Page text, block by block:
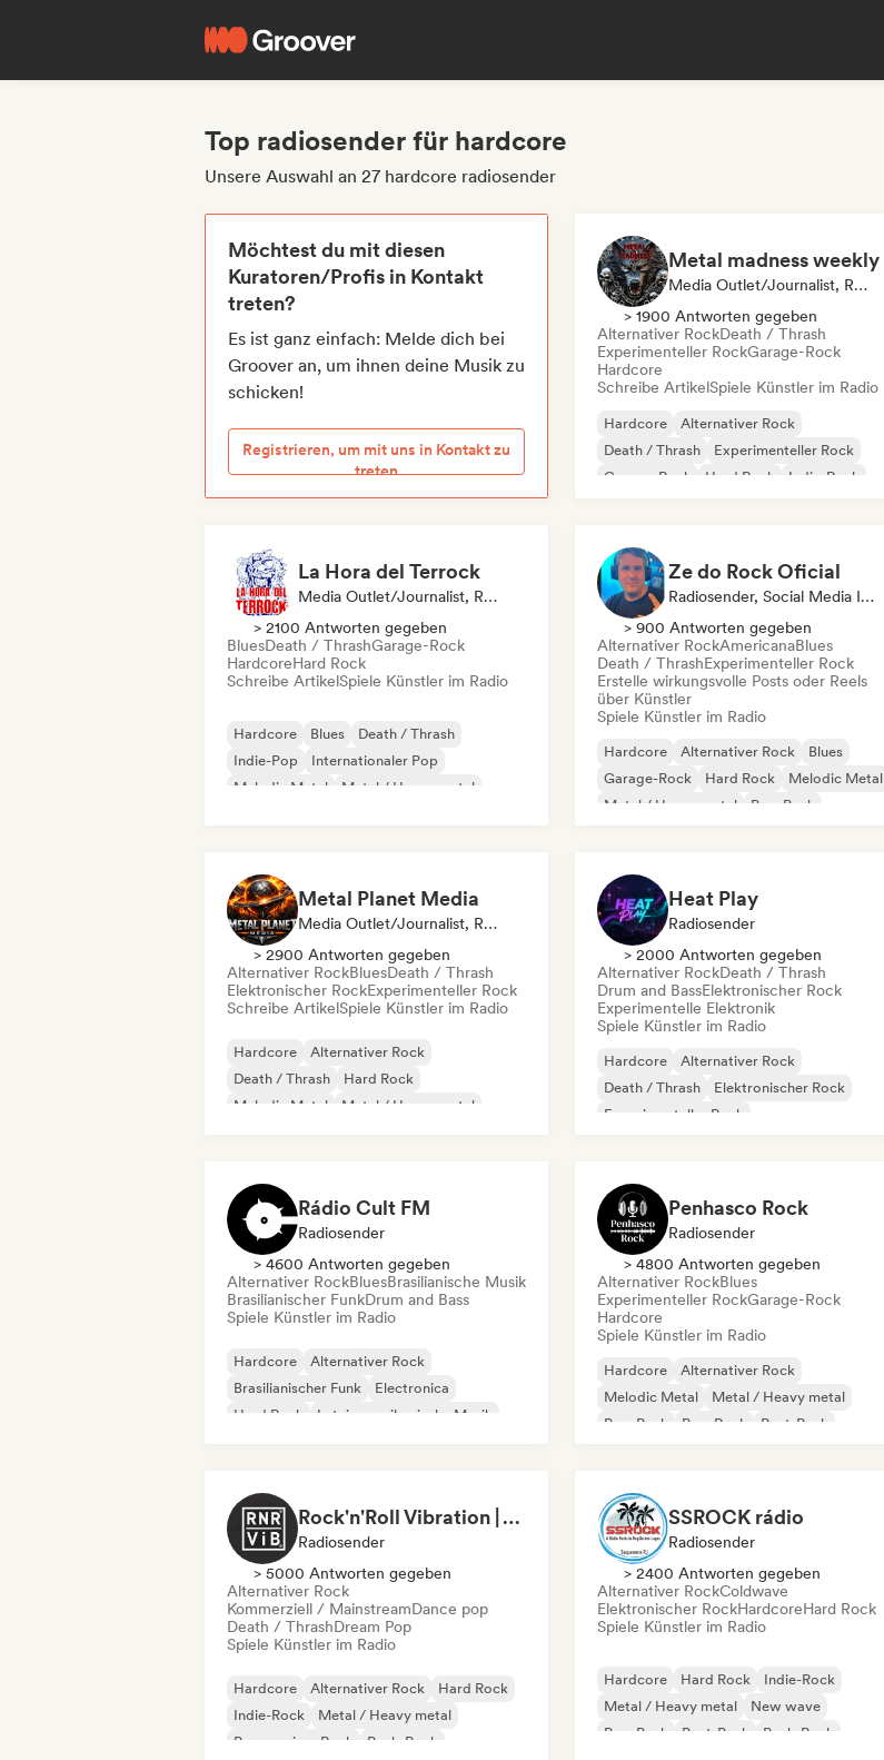
Top radiosender für hardcore
Unsere Auswahl an 27 hardcore radiosender
Möchtest du mit diesen
Kuratoren/Profis in Kontakt
treten?
Es ist ganz einfach: Melde dich bei
Groover an, um ihnen deine Musik zu
schicken!
Registrieren, um mit uns in Kontakt zu
treten
Metal madness weekly
Media Outlet/Journalist, Radiosender
> 1900 Antworten gegeben
Alternativer RockDeath / Thrash
Experimenteller RockGarage-Rock
Hardcore
Schreibe ArtikelSpiele Künstler im Radio
Hardcore
Alternativer Rock
Death / Thrash
Experimenteller Rock
Garage-Rock
Hard Rock
Indie-Rock
La Hora del Terrock
Media Outlet/Journalist, Radiosender
> 2100 Antworten gegeben
BluesDeath / ThrashGarage-Rock
HardcoreHard Rock
Schreibe ArtikelSpiele Künstler im Radio
Hardcore Blues
Death / Thrash
Indie-Pop
Internationaler Pop
Melodic Metal
Metal / Heavy metal
Ze do Rock Oficial
Radiosender, Social Media Influencer
> 900 Antworten gegeben
Alternativer RockAmericanaBlues
Death / ThrashExperimenteller Rock
Erstelle wirkungsvolle Posts oder Reels
über Künstler
Spiele Künstler im Radio
Hardcore Alternativer Rock
Blues
Garage-Rock
Hard Rock
Melodic Metal
Metal / Heavy metal
Pop-Punk
Metal Planet Media
Media Outlet/Journalist, Radiosender
> 2900 Antworten gegeben
Alternativer RockBluesDeath / Thrash
Elektronischer RockExperimenteller Rock
Schreibe ArtikelSpiele Künstler im Radio
Hardcore
Alternativer Rock
Death / Thrash
Hard Rock
Melodic Metal
Metal / Heavy metal
Heat Play
Radiosender
> 2000 Antworten gegeben
Alternativer RockDeath / Thrash
Drum and BassElektronischer Rock
Experimentelle Elektronik
Spiele Künstler im Radio
Hardcore
Alternativer Rock
Death / Thrash
Elektronischer Rock
Experimenteller Rock
Rádio Cult FM
Radiosender
> 4600 Antworten gegeben
Alternativer RockBluesBrasilianische Musik
Brasilianischer FunkDrum and Bass
Spiele Künstler im Radio
Hardcore
Alternativer Rock
Brasilianischer Funk
Electronica
Hard Rock
Lateinamerikanische Musik
Penhasco Rock
Radiosender
> 4800 Antworten gegeben
Alternativer RockBlues
Experimenteller RockGarage-Rock
Hardcore
Spiele Künstler im Radio
Hardcore
Alternativer Rock
Melodic Metal
Metal / Heavy metal
Pop-Punk
Pop-Rock
Post-Punk
Rock'n'Roll Vibration | Alternativa Rock
Radiosender
> 5000 Antworten gegeben
Alternativer Rock
Kommerziell / MainstreamDance pop
Death / ThrashDream Pop
Spiele Künstler im Radio
Hardcore Alternativer Rock
Hard Rock
Indie-Rock
Metal / Heavy metal
Progressiver Rock
Punk-Rock
SSROCK rádio
Radiosender
> 2400 Antworten gegeben
Alternativer RockColdwave
Elektronischer RockHardcoreHard Rock
Spiele Künstler im Radio
Hardcore Hard Rock
Indie-Rock
Metal / Heavy metal
New wave
Pop-Punk
Post-Punk Punk-Rock